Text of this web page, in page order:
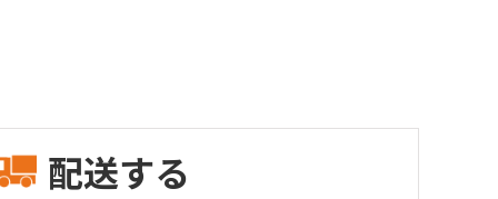
配送する